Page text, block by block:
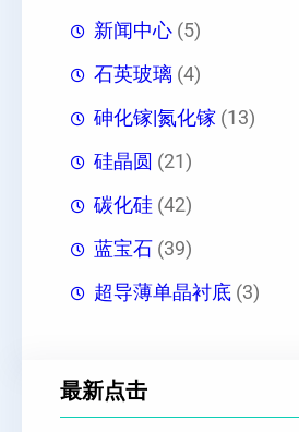
新闻中心 (5)
石英玻璃 (4)
砷化镓|氮化镓 (13)
硅晶圆 (21)
碳化硅 (42)
蓝宝石 (39)
超导薄单晶衬底 (3)
最新点击